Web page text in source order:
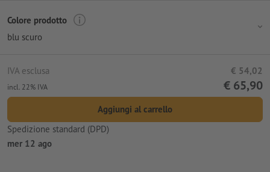
Colore prodotto
blu scuro
IVA esclusa € 54,02
incl. 22% IVA € 65,90
Aggiungi al carrello
Spedizione standard (DPD)
mer 12 ago